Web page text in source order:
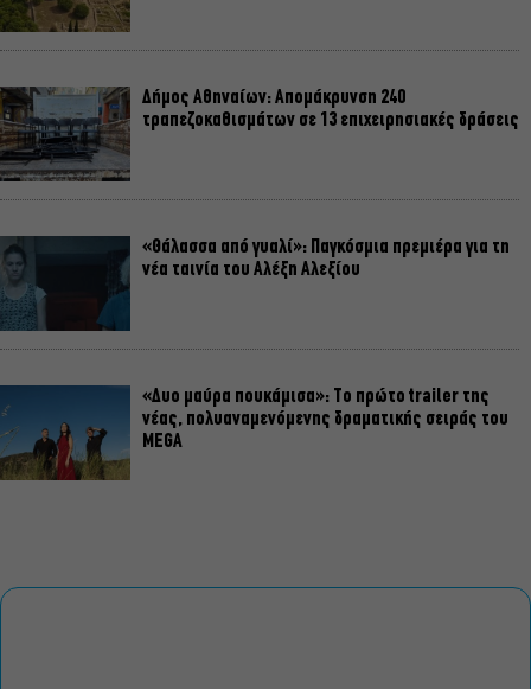
Δήμος Αθηναίων: Απομάκρυνση 240
τραπεζοκαθισμάτων σε 13 επιχειρησιακές δράσεις
«Θάλασσα από γυαλί»: Παγκόσμια πρεμιέρα για τη
νέα ταινία του Αλέξη Αλεξίου
«Δυο μαύρα πουκάμισα»: Το πρώτο trailer της
νέας, πολυαναμενόμενης δραματικής σειράς του
MEGA